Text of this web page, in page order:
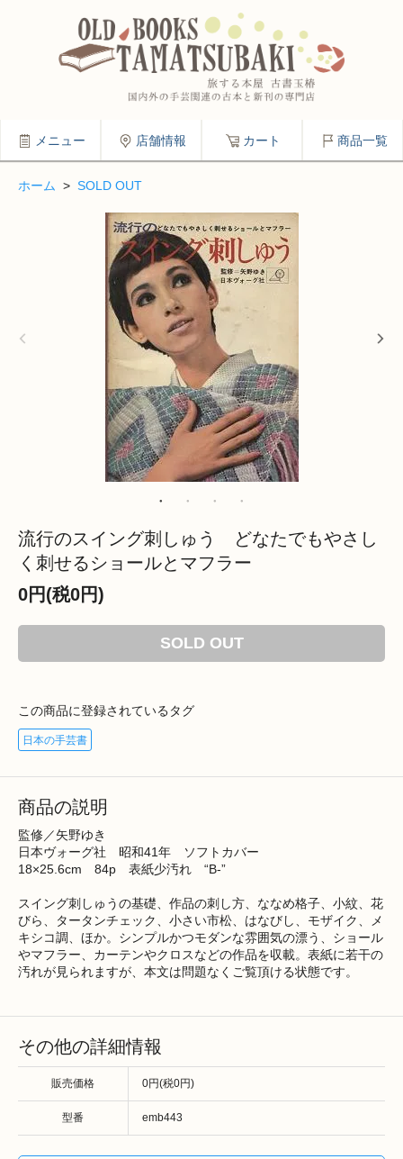
メニュー 店舗情報 カート 商品一覧
ホーム > SOLD OUT
流行のスイング刺しゅう どなたでもやさし
く刺せるショールとマフラー
0円(税0円)
SOLD OUT
この商品に登録されているタグ
日本の手芸書
商品の説明
監修／矢野ゆき
日本ヴォーグ社 昭和41年 ソフトカバー
18×25.6cm 84p 表紙少汚れ “B-”
スイング刺しゅうの基礎、作品の刺し方、ななめ格子、小紋、花
びら、タータンチェック、小さい市松、はなびし、モザイク、メ
キシコ調、ほか。シンプルかつモダンな雰囲気の漂う、ショール
やマフラー、カーテンやクロスなどの作品を収載。表紙に若干の
汚れが見られますが、本文は問題なくご覧頂ける状態です。
その他の詳細情報
販売価格 0円(税0円)
型番 emb443